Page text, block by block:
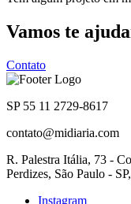
Vamos te
Contato
SP 55 11 2729-8617
contato@midiaria.com
R. Palestra Itália, 73 -
Perdizes, São Paulo -
Instagram